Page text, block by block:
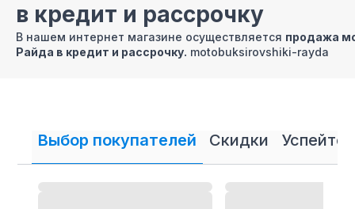
в кредит и рассрочку
В нашем интернет магазине осуществляется продажа
Райда в кредит и рассрочку. motobuksirovshiki-rayda
Выбор покупателей Скидки Успейте